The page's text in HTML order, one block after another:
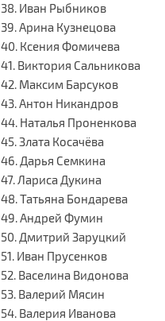
38. Иван Рыбников
39. Арина Кузнецова
40. Ксения Фомичева
41. Виктория Сальникова
42. Максим Барсуков
43. Антон Никандров
44. Наталья Проненкова
45. Злата Косачёва
46. Дарья Семкина
47. Лариса Дукина
48. Татьяна Бондарева
49. Андрей Фумин
50. Дмитрий Заруцкий
51. Иван Прусенков
52. Васелина Видонова
53. Валерий Мясин
54. Валерия Иванова